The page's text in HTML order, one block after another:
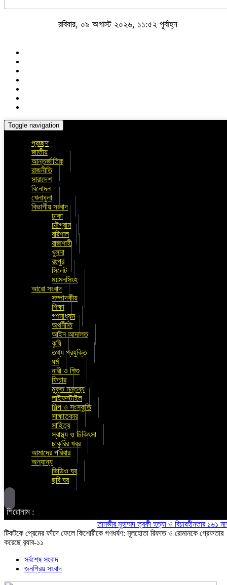
রবিবার, ০৯ অগাস্ট ২০২৬, ১১:৫২ পূর্বাহ্ন
Toggle navigation
প্রচ্ছদ
জাতীয়
আন্তর্জাতিক
রাজনীতি
সারাদেশ
বিনোদন
খেলাধুলা
বিভাগীয় সংবাদ
ঢাকা
চট্টগ্রাম
বরিশাল
রাজশাহী
খুলনা
রংপুর
সিলেট
ময়মনসিংহ
আরো সংবাদ
সম্পাদকীয়
শিক্ষা
গণমাধ্যম
অর্থনীতি
আইন আদালত
কৃষি
তথ্য প্রযুক্তি
ধর্ম
নারী ও শিশু
ফিচার
মুক্ত মন্তব্য
লাইফস্টাইল
শিল্প ও সংস্কৃতি
সাক্ষাতকার
সাহিত্য
স্বাস্থ্য ও চিকিৎসা
চাকুরির খবর
আমাদের পরিবার
অন্যান্য
ভিডিও ঘর
ছবি ঘর
শিরোনাম :
তানভীর মুহাম্মদ ত্বকী হত্যা ও বিচারহীনতার ১৬১ মাস
টিকটকে প্রেমের ফাঁদে ফেলে কিশোরীকে গণধর্ষণ: মূলহোতা রিফাত ও রোমানকে গ্রেফতার
করেছে র‍্যাব-১১
সর্বশেষ সংবাদ
জনপ্রিয় সংবাদ